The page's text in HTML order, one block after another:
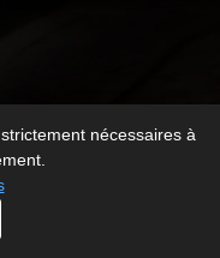
nécessaires à
-